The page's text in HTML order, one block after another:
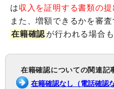
は収入を証明する書類の
また、増額できるかを審
在籍確認 が行われる場合
在籍確認についての関連記
在籍確認なし（電話確認